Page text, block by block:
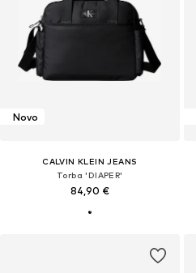
Novo
CALVIN KLEIN JEANS
Torba 'DIAPER'
84,90 €